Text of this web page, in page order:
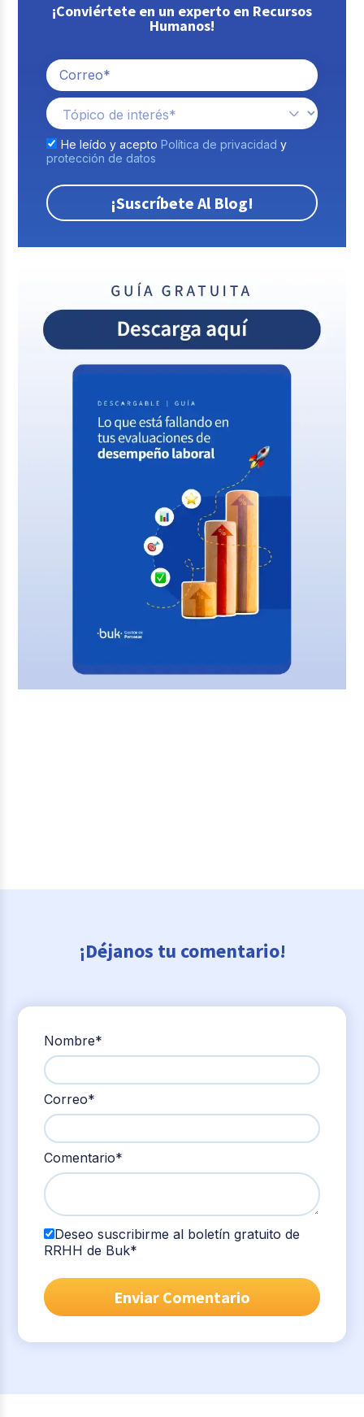
¡Conviértete en un experto en Recursos
Humanos!
He leído y acepto Política de privacidad y
protección de datos
¡Déjanos tu comentario!
Nombre*
Correo*
Comentario*
Deseo suscribirme al boletín gratuito de
RRHH de Buk*